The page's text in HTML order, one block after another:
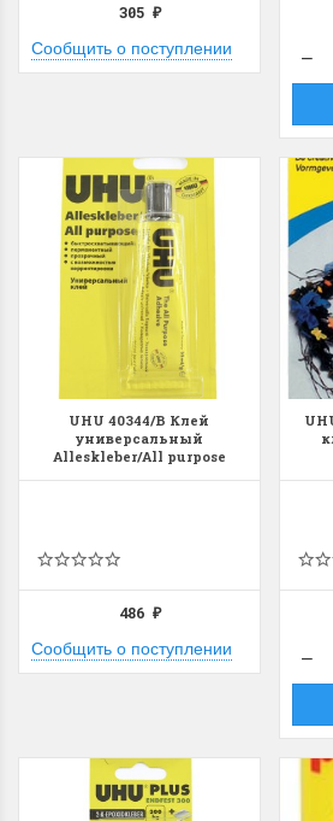
305 ₽
Сообщить о поступлении
UHU 40344/В Клей
универсальный
Alleskleber/All purpose
486 ₽
Сообщить о поступлении